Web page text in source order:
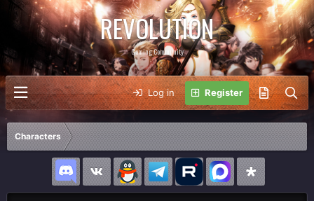
REVOLUTION
Gaming Community
Log in Register
Characters